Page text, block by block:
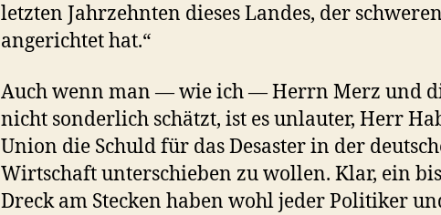
letzten Jahrzehnten dieses Landes, der
angerichtet hat.“
Auch wenn man — wie ich — Herrn Merz und
nicht sonderlich schätzt, ist es unlauter, Herr
Union die Schuld für das Desaster in der
Wirtschaft unterschieben zu wollen. Klar, ein
Dreck am Stecken haben wohl jeder Politiker